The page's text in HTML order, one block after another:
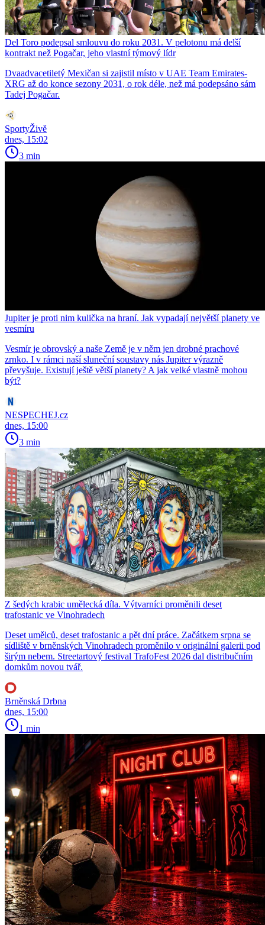
Del Toro podepsal smlouvu do roku 2031. V pelotonu má delší
kontrakt než Pogačar, jeho vlastní týmový lídr
Dvaadvacetiletý Mexičan si zajistil místo v UAE Team Emirates-
XRG až do konce sezony 2031, o rok déle, než má podepsáno sám
Tadej Pogačar.
SportyŽivě
dnes, 15:02
3 min
Jupiter je proti nim kulička na hraní. Jak vypadají největší planety ve
vesmíru
Vesmír je obrovský a naše Země je v něm jen drobné prachové
zrnko. I v rámci naší sluneční soustavy nás Jupiter výrazně
převyšuje. Existují ještě větší planety? A jak velké vlastně mohou
být?
NESPECHEJ.cz
dnes, 15:00
3 min
Z šedých krabic umělecká díla. Výtvarníci proměnili deset
trafostanic ve Vinohradech
Deset umělců, deset trafostanic a pět dní práce. Začátkem srpna se
sídliště v brněnských Vinohradech proměnilo v originální galerii pod
širým nebem. Streetartový festival TrafoFest 2026 dal distribučním
domkům novou tvář.
Brněnská Drbna
dnes, 15:00
1 min